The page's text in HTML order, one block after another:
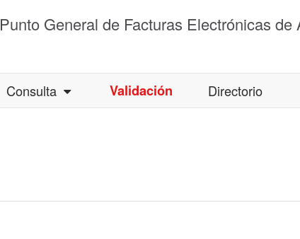
Punto General de Facturas Electrónicas
Consulta Validación Directorio